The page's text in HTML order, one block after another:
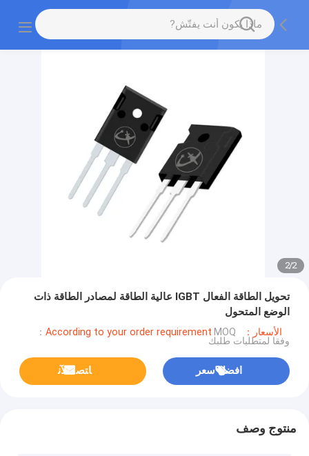
2
/
2
تحويل الطاقة الفعال IGBT عالية الطاقة لمصادر الطاقة ذات
الوضع المتحول
الأسعار：According to your order requirement MOQ：
وفقا لمتطلبات طلبك
افضل سعر ﺎﺘﺼﻟ ﺍﻶﻧ
منتوج وصف